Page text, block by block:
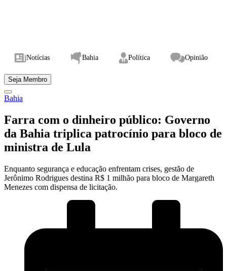
Notícias Bahia Política Opinião
Seja Membro
Bahia
Farra com o dinheiro público: Governo
da Bahia triplica patrocínio para bloco de
ministra de Lula
Enquanto segurança e educação enfrentam crises, gestão de
Jerônimo Rodrigues destina R$ 1 milhão para bloco de Margareth
Menezes com dispensa de licitação.